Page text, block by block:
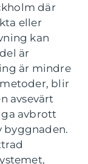
där
eller
kan
är
är mindre
blir
avsevärt
avbrott
byggnaden.